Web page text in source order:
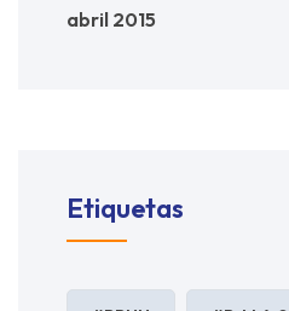
abril 2015
Etiquetas